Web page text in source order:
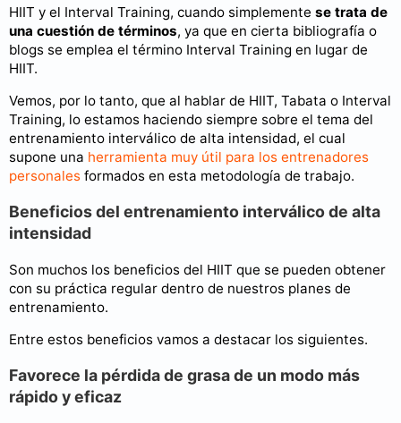
HIIT y el Interval Training, cuando simplemente se trata de
una cuestión de términos, ya que en cierta bibliografía o
blogs se emplea el término Interval Training en lugar de
HIIT.
Vemos, por lo tanto, que al hablar de HIIT, Tabata o Interval
Training, lo estamos haciendo siempre sobre el tema del
entrenamiento interválico de alta intensidad, el cual
supone una herramienta muy útil para los entrenadores
personales formados en esta metodología de trabajo.
Beneficios del entrenamiento interválico de alta
intensidad
Son muchos los beneficios del HIIT que se pueden obtener
con su práctica regular dentro de nuestros planes de
entrenamiento.
Entre estos beneficios vamos a destacar los siguientes.
Favorece la pérdida de grasa de un modo más
rápido y eficaz